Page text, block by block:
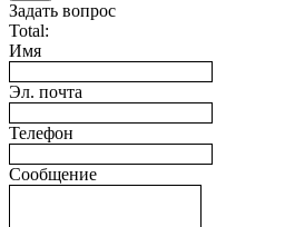
Задать вопрос
Total:
Имя
Эл. почта
Телефон
Сообщение